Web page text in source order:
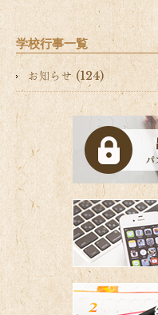
学校行事一覧
お知らせ (124)